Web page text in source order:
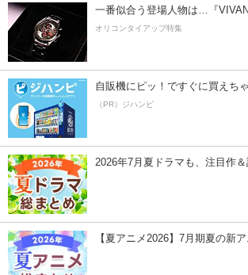
一番似合う登場人物は…『
オリコンタイアップ特集
自販機にピッ！ですぐに買えち
（PR）ジハンピ
2026年7月夏ドラマも、注目作
【夏アニメ2026】7月期夏の新